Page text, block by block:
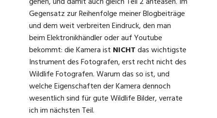
Gegensatz zur Reihenfolge meiner Blogbeiträge
und dem weit verbreiten Eindruck, den man
beim Elektronikhändler oder auf Youtube
bekommt: die Kamera ist NICHTdas wichtigste
Instrument des Fotografen, erst recht nicht des
Wildlife Fotografen. Warum das so ist, und
welche Eigenschaften der Kamera dennoch
wesentlich sind für gute Wildlife Bilder, verrate
ich im nächsten Teil.